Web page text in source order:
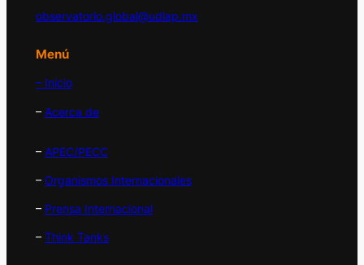
observatorio.global@udlap.mx
Menú
– Inicio
– Acerca de
– APEC/PECC
– Organismos Internacionales
– Prensa Internacional
– Think Tanks